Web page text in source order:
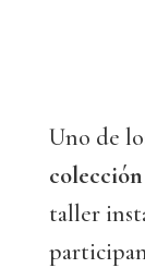
Uno de
taller